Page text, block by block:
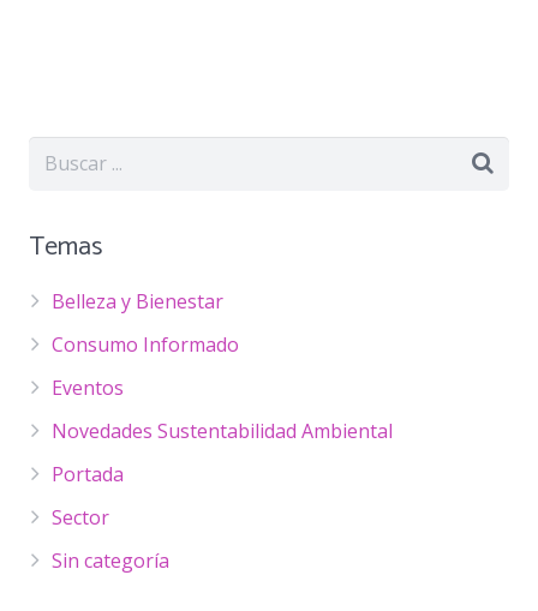
Temas
Belleza y Bienestar
Consumo Informado
Eventos
Novedades Sustentabilidad Ambiental
Portada
Sector
Sin categoría